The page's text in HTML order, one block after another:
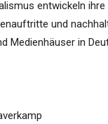
entwickeln ihre
und
Medienhäuser in